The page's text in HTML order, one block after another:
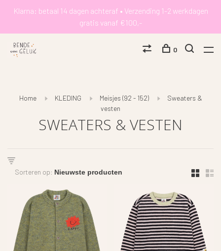
Klarna: betaal 14 dagen achteraf • Verzending 1-2 werkdagen
gratis vanaf €100,-
0
Home KLEDING Meisjes (92 - 152)
Sweaters &
vesten
SWEATERS & VESTEN
Sorteren op: